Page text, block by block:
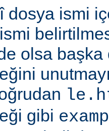
dosya ismi
olsa başka
gibi